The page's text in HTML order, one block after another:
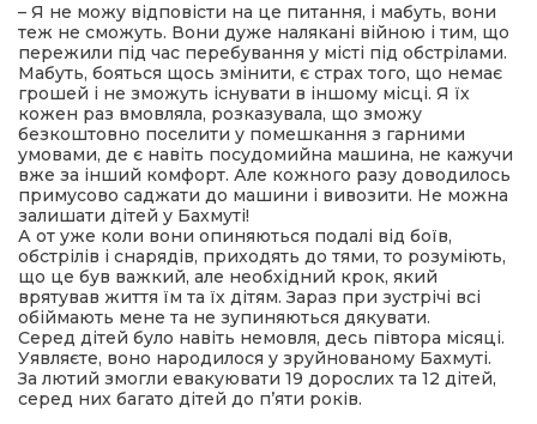
– Я не можу відповісти на це питання, і мабуть, вони
теж не сможуть. Вони дуже налякані війною і тим, що
пережили під час перебування у місті під обстрілами.
Мабуть, бояться щось змінити, є страх того, що немає
грошей і не зможуть існувати в іншому місці. Я їх
кожен раз вмовляла, розказувала, що зможу
безкоштовно поселити у помешкання з гарними
умовами, де є навіть посудомийна машина, не кажучи
вже за інший комфорт. Але кожного разу доводилось
примусово саджати до машини і вивозити. Не можна
залишати дітей у Бахмуті!
А от уже коли вони опиняються подалі від боїв,
обстрілів і снарядів, приходять до тями, то розуміють,
що це був важкий, але необхідний крок, який
врятував життя їм та їх дітям. Зараз при зустрічі всі
обіймають мене та не зупиняються дякувати.
Серед дітей було навіть немовля, десь півтора місяці.
Уявляєте, воно народилося у зруйнованому Бахмуті.
За лютий змогли евакуювати 19 дорослих та 12 дітей,
серед них багато дітей до п’яти років.